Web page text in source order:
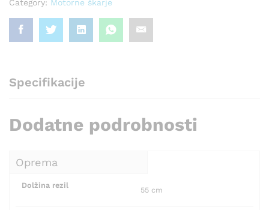
Category: Motorne škarje
Specifikacije
Dodatne podrobnosti
Oprema
Dolžina rezil
55 cm